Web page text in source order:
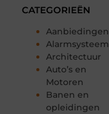
CATEGORIEËN
Aanbiedingen
Alarmsysteem
Architectuur
Auto’s en
Motoren
Banen en
opleidingen